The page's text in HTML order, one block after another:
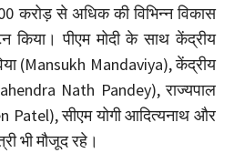
करोड़ से अधिक की विभिन्न विकास
किया। पीएम मोदी के साथ केंद्रीय
(Mansukh Mandaviya), केंद्रीय
Nath Pandey), राज्यपाल
सीएम योगी आदित्यनाथ और
भी मौजूद रहे।